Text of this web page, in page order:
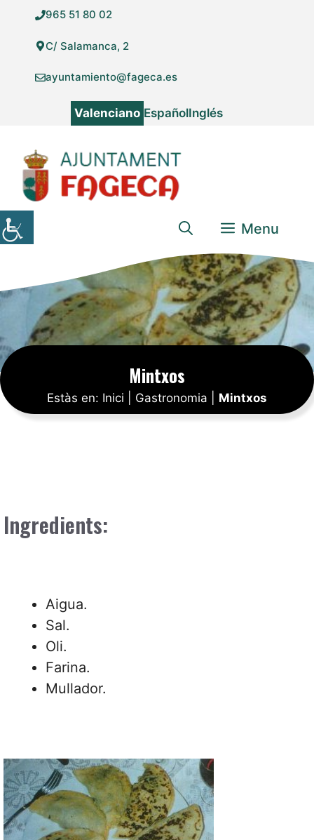
contingut
965 51 80 02
C/ Salamanca, 2
ayuntamiento@fageca.es
Valenciano EspañolInglés
Menu
Mintxos
Estàs en: Inici Gastronomia Mintxos
Ingredients:
Aigua.
Sal.
Oli.
Farina.
Mullador.